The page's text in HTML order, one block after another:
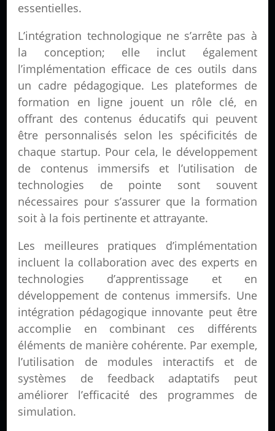
essentielles.
L’intégration technologique ne s’arrête pas à
la conception; elle inclut également
l’implémentation efficace de ces outils dans
un cadre pédagogique. Les plateformes de
formation en ligne jouent un rôle clé, en
offrant des contenus éducatifs qui peuvent
être personnalisés selon les spécificités de
chaque startup. Pour cela, le développement
de contenus immersifs et l’utilisation de
technologies de pointe sont souvent
nécessaires pour s’assurer que la formation
soit à la fois pertinente et attrayante.
Les meilleures pratiques d’implémentation
incluent la collaboration avec des experts en
technologies d’apprentissage et en
développement de contenus immersifs. Une
intégration pédagogique innovante peut être
accomplie en combinant ces différents
éléments de manière cohérente. Par exemple,
l’utilisation de modules interactifs et de
systèmes de feedback adaptatifs peut
améliorer l’efficacité des programmes de
simulation.